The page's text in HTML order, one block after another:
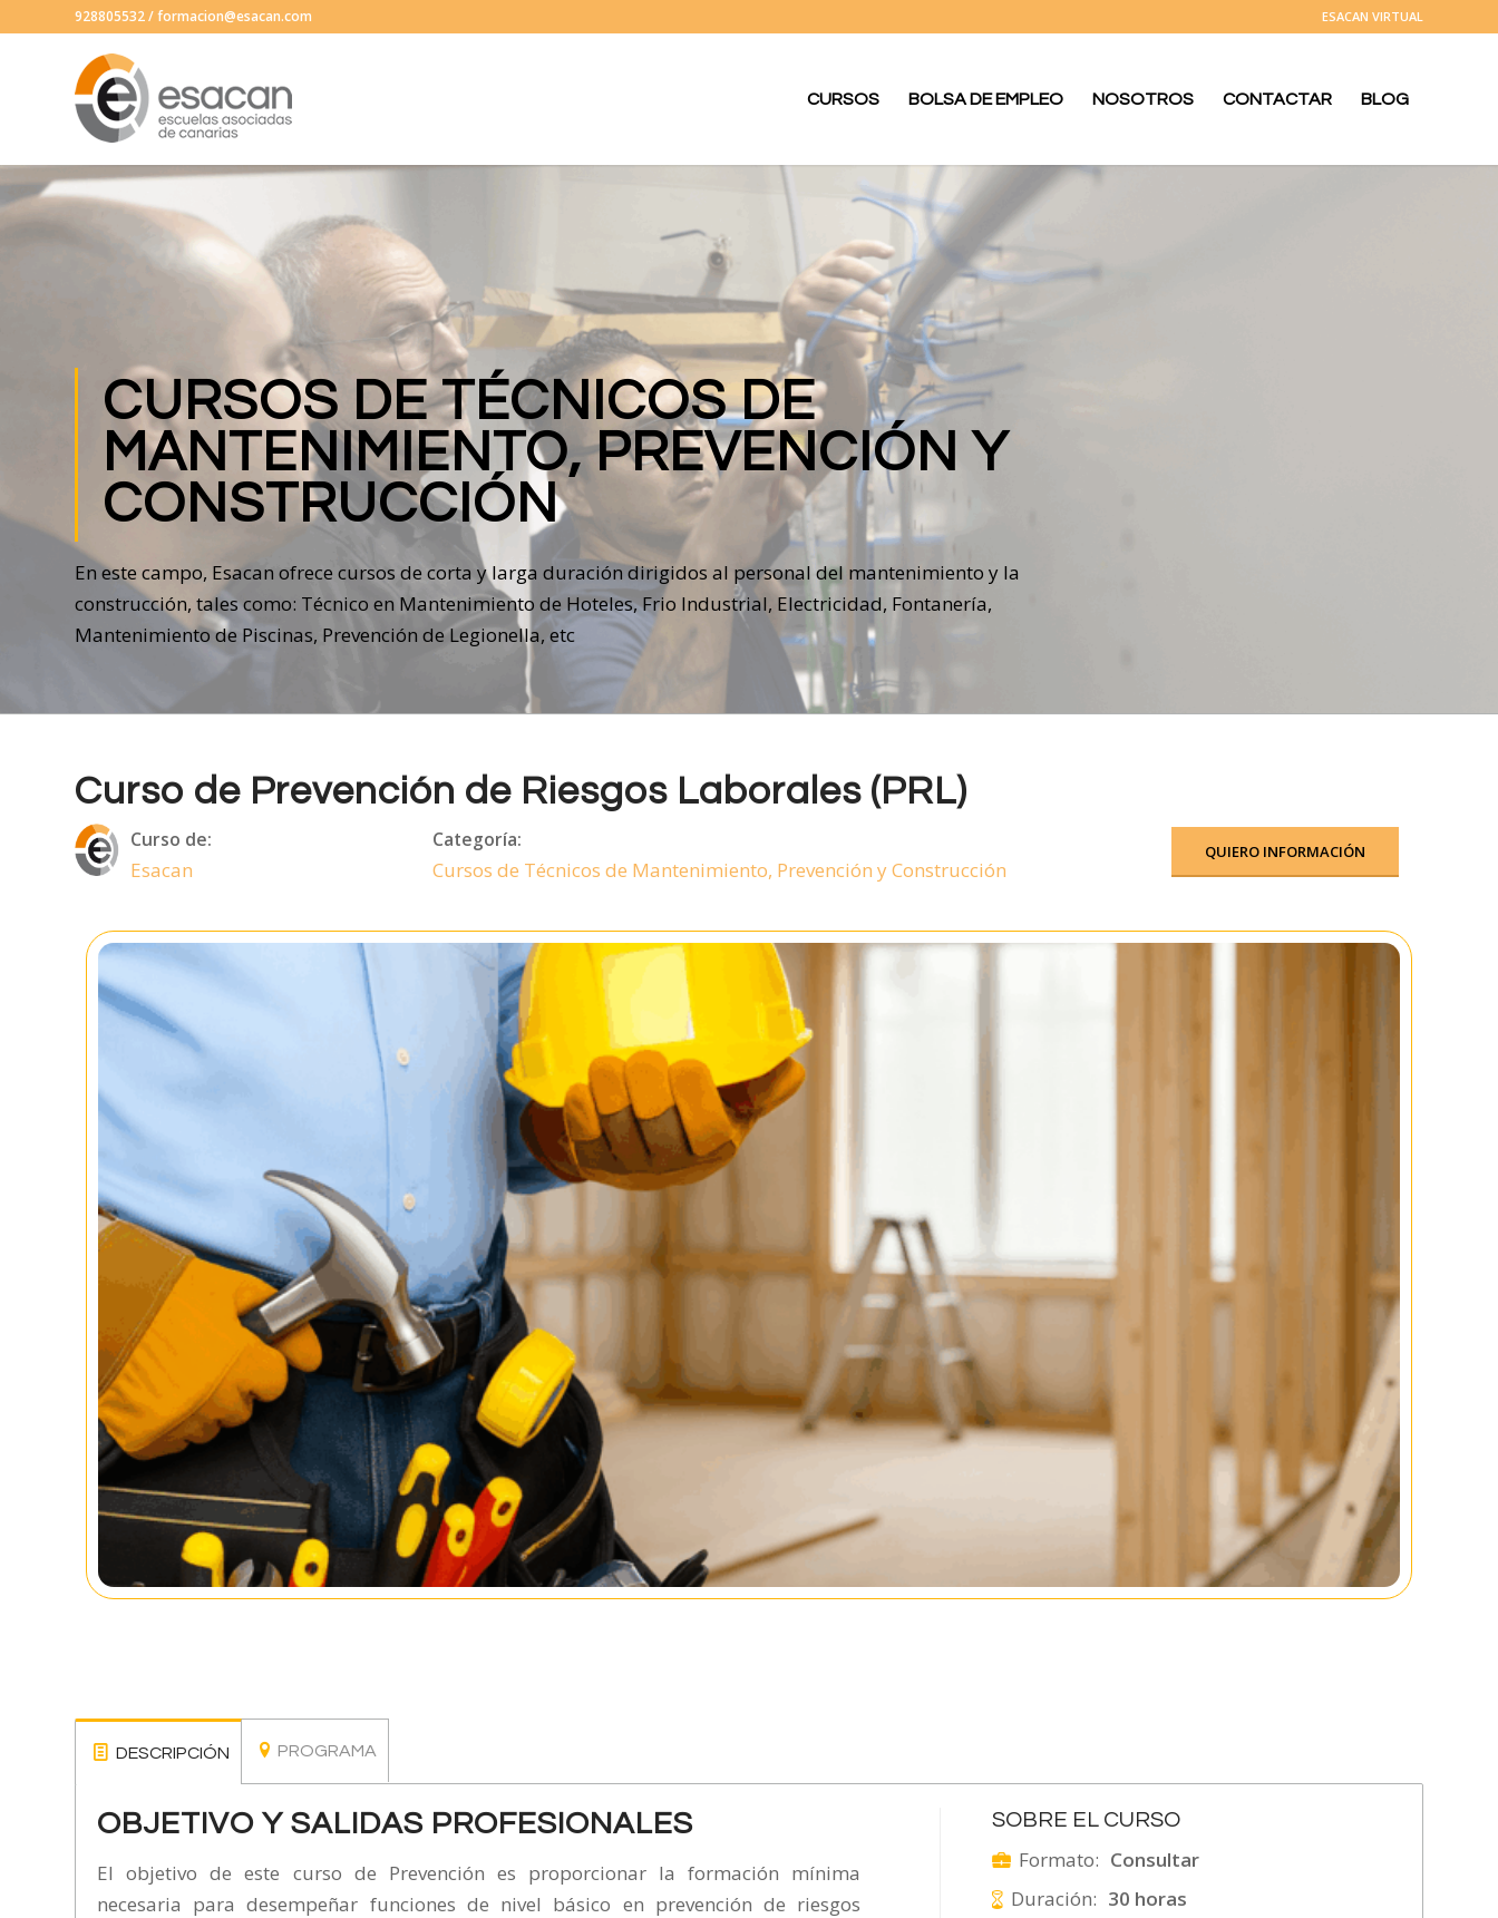
ESACAN VIRTUAL
928805532/formacion@esacan.com
CURSOS BOLSA DE EMPLEO NOSOTROS CONTACTAR BLOG
CURSOS DE TÉCNICOS DE
MANTENIMIENTO, PREVENCIÓN Y
CONSTRUCCIÓN
En este campo, Esacan ofrece cursos de corta y larga duración dirigidos al personal del mantenimiento y la
construcción, tales como: Técnico en Mantenimiento de Hoteles, Frio Industrial, Electricidad, Fontanería,
Mantenimiento de Piscinas, Prevención de Legionella, etc
Curso de Prevención de Riesgos Laborales (PRL)
Curso de:
Esacan
Categoría:
Cursos de Técnicos de Mantenimiento, Prevención y Construcción
QUIERO INFORMACIÓN
DESCRIPCIÓN PROGRAMA
OBJETIVO Y SALIDAS PROFESIONALES
El objetivo de este curso de Prevención es proporcionar la formación mínima
necesaria para desempeñar funciones de nivel básico en prevención de riesgos
SOBRE EL CURSO
Formato: Consultar
Duración: 30 horas